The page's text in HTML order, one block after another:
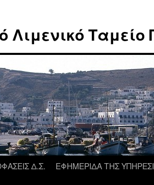
Λιμενικό Ταμείο
Δ.Σ.
ΕΦΗΜΕΡΙΔΑ ΤΗΣ